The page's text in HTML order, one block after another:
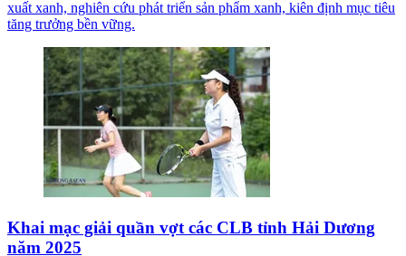
xuất xanh, nghiên cứu phát triển sản phẩm xanh, kiên định mục tiêu
tăng trưởng bền vững.
Khai mạc giải quần vợt các CLB tỉnh Hải Dương
năm 2025